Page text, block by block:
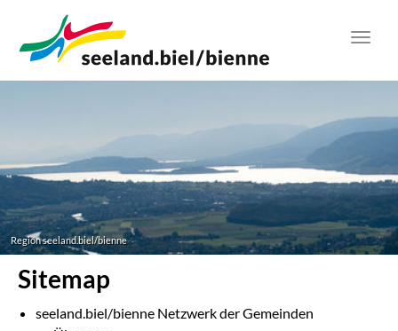
Hauptinhalt
springen
Toggle
Region seeland.biel/bienne
Sitemap
seeland.biel/bienne Netzwerk der Gemeinden